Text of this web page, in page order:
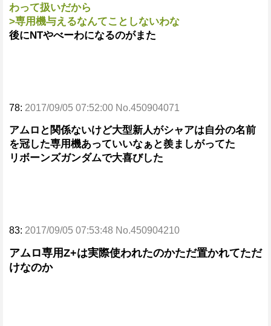
わって扱いだから
>専用機与えるなんてことしないわな
後にNTやべーわになるのがまた
78: 2017/09/05 07:52:00 No.450904071
アムロと関係ないけど大型新人がシャアは自分の名前
を冠した専用機あっていいなぁと羨ましがってた
リボーンズガンダムで大喜びした
83: 2017/09/05 07:53:48 No.450904210
アムロ専用Z+は実際使われたのかただ置かれてただ
けなのか